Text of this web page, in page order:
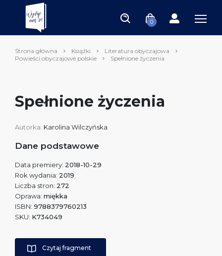
0
Strona główna Książki
Literatura obyczajowa
Powieści obyczajowe polskie
Spełnione życzenia
Spełnione życzenia
Autorka: Karolina Wilczyńska
Dane podstawowe
Data premiery: 2018-10-29
Rok wydania: 2019
Liczba stron: 272
Oprawa: miękka
ISBN: 9788379760213
SKU: K734049
Czytaj fragment